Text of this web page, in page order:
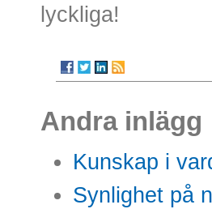
lyckliga!
Andra inlägg
Kunskap i
Synlighet på